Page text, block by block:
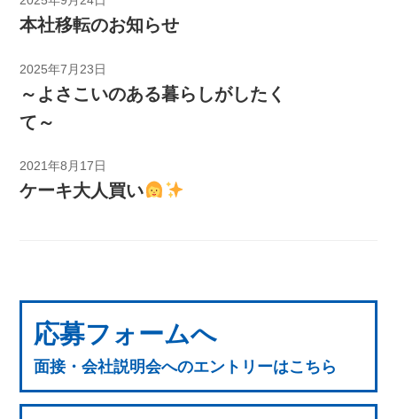
本社移転のお知らせ
2025年7月23日
～よさこいのある暮らしがしたく
て～
2021年8月17日
ケーキ大人買い
応募フォームへ
面接・会社説明会へのエントリーはこちら